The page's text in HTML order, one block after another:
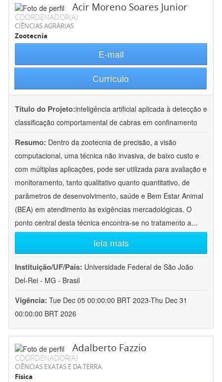
Acir Moreno Soares Junior
COORDENADOR(A)
CIÊNCIAS AGRÁRIAS
Zootecnia
E-mail
Currículo
Título do Projeto:inteligência artificial aplicada à detecção e
classificação comportamental de cabras em confinamento
Resumo: Dentro da zootecnia de precisão, a visão
computacional, uma técnica não invasiva, de baixo custo e
com múltiplas aplicações, pode ser utilizada para avaliação e
monitoramento, tanto qualitativo quanto quantitativo, de
parâmetros de desenvolvimento, saúde e Bem Estar Animal
(BEA) em atendimento às exigências mercadológicas. O
ponto central desta técnica encontra-se no tratamento a...
leia mais
Instituição/UF/País: Universidade Federal de São João
Del-Rei - MG - Brasil
Vigência: Tue Dec 05 00:00:00 BRT 2023-Thu Dec 31
00:00:00 BRT 2026
Adalberto Fazzio
COORDENADOR(A)
CIÊNCIAS EXATAS E DA TERRA
Física